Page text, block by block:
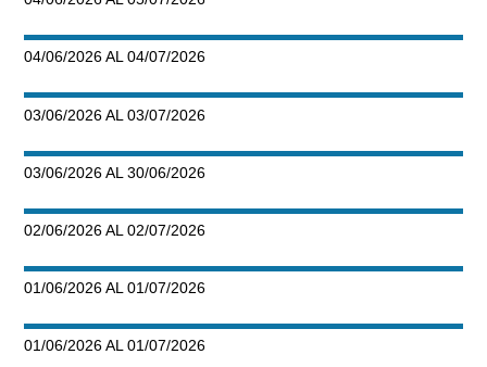
04/06/2026 AL 04/07/2026
03/06/2026 AL 03/07/2026
03/06/2026 AL 30/06/2026
02/06/2026 AL 02/07/2026
01/06/2026 AL 01/07/2026
01/06/2026 AL 01/07/2026